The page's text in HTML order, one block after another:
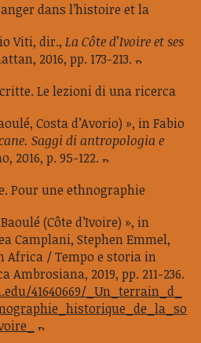
dans l’histoire et la
Viti, dir., La Côte d’Ivoire et ses
2016, pp. 173-213.
Le lezioni di una ricerca
Costa d’Avorio) », in Fabio
Saggi di antropologia e
2016, p. 95-122.
Pour une ethnographie
(Côte d’Ivoire) », in
Camplani, Stephen Emmel,
Africa / Tempo e storia in
2019, pp. 211-236.
41640669/_Un_terrain_d_